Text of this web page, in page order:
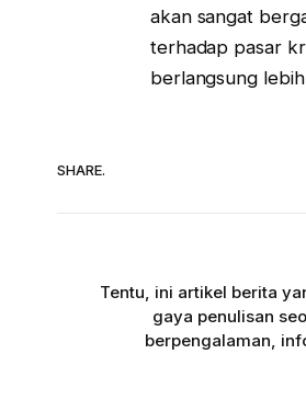
akan sangat
terhadap pasar
berlangsung
SHARE.
Tentu, ini artikel berita
gaya penulisan
berpengalaman,